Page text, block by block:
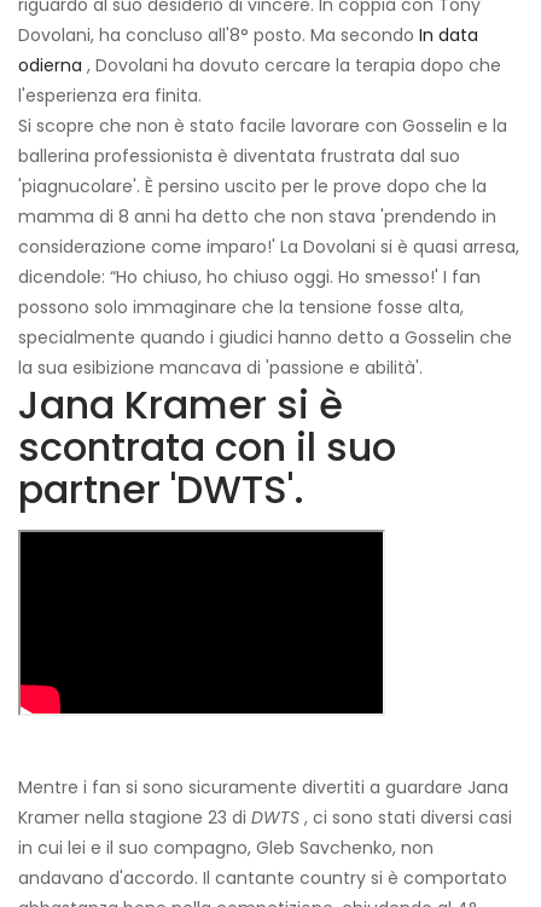
Dovolani, ha concluso all'8° posto. Ma secondo In data
odierna , Dovolani ha dovuto cercare la terapia dopo che
l'esperienza era finita.
Si scopre che non è stato facile lavorare con Gosselin e la
ballerina professionista è diventata frustrata dal suo
'piagnucolare'. È persino uscito per le prove dopo che la
mamma di 8 anni ha detto che non stava 'prendendo in
considerazione come imparo!' La Dovolani si è quasi arresa,
dicendole: “Ho chiuso, ho chiuso oggi. Ho smesso!' I fan
possono solo immaginare che la tensione fosse alta,
specialmente quando i giudici hanno detto a Gosselin che
la sua esibizione mancava di 'passione e abilità'.
Jana Kramer si è
scontrata con il suo
partner 'DWTS'.
Mentre i fan si sono sicuramente divertiti a guardare Jana
Kramer nella stagione 23 di DWTS , ci sono stati diversi casi
in cui lei e il suo compagno, Gleb Savchenko, non
andavano d'accordo. Il cantante country si è comportato